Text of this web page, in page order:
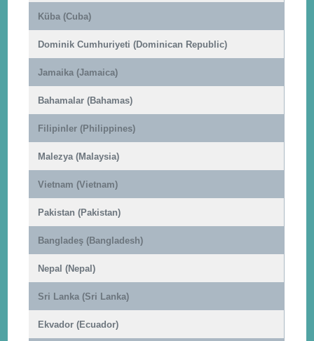
Küba (Cuba)
Dominik Cumhuriyeti (Dominican Republic)
Jamaika (Jamaica)
Bahamalar (Bahamas)
Filipinler (Philippines)
Malezya (Malaysia)
Vietnam (Vietnam)
Pakistan (Pakistan)
Bangladeş (Bangladesh)
Nepal (Nepal)
Sri Lanka (Sri Lanka)
Ekvador (Ecuador)